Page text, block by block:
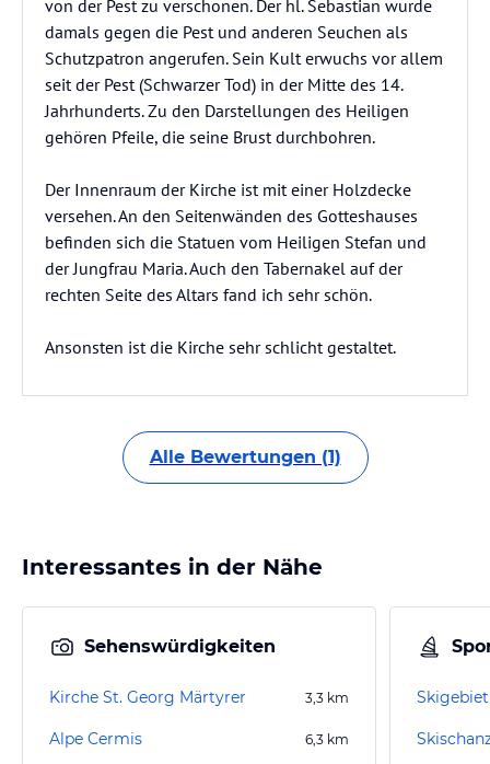
von der Pest zu verschonen. Der hl. Sebastian wurde
damals gegen die Pest und anderen Seuchen als
Schutzpatron angerufen. Sein Kult erwuchs vor allem
seit der Pest (Schwarzer Tod) in der Mitte des 14.
Jahrhunderts. Zu den Darstellungen des Heiligen
gehören Pfeile, die seine Brust durchbohren.
Der Innenraum der Kirche ist mit einer Holzdecke
versehen. An den Seitenwänden des Gotteshauses
befinden sich die Statuen vom Heiligen Stefan und
der Jungfrau Maria. Auch den Tabernakel auf der
rechten Seite des Altars fand ich sehr schön.
Ansonsten ist die Kirche sehr schlicht gestaltet.
Alle Bewertungen (1)
Interessantes in der Nähe
Sehenswürdigkeiten
Kirche St. Georg Märtyrer 3,3 km
Alpe Cermis 6,3 km